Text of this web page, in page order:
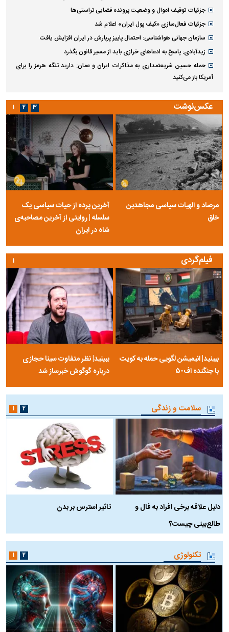
جزئیات توقیف اموال و وضعیت پرونده قضایی تراستی‌ها
جزئیات فعال‌سازی «کیف پول ایران» اعلام شد
سازمان جهانی هواشناسی: احتمال پاییز پربارش در ایران افزایش یافت
زیدآبادی: پاسخ به ادعا‌های خرازی باید از مسیر قانون بگذرد
حمله حسین شریعتمداری به مذاکرات ایران و عمان: دارید تنگه هرمز را برای
آمریکا باز می‌کنید
عکس‌نوشت
مرصاد و الهیات سیاسی مجاهدین
خلق
آخرین پرده از حیات سیاسی یک
سلسله | روایتی از آخرین مصاحبه‌ی
شاه در ایران
۱ ۲ ۳
فیلم‌گردی
ببینید| انیمیشن لگویی حمله به کویت
با جنگنده اف-۵
ببینید| نظر متفاوت سینا حجازی
درباره گوگوش خبرساز شد
۱
سلامت و زندگی
دلیل علاقه برخی افراد به فال و
طالع‌بینی چیست؟
تاثیر استرس بر بدن
۱ ۲
تکنولوژی ۱ ۲